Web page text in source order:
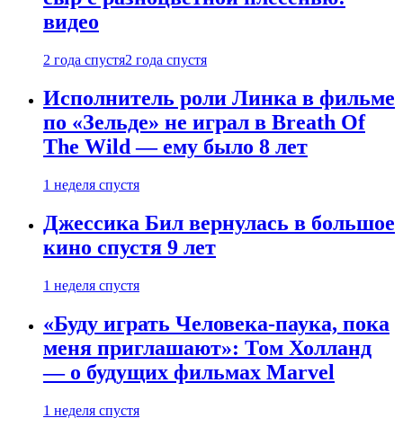
видео
2 года спустя2 года спустя
Исполнитель роли Линка в фильме
по «Зельде» не играл в Breath Of
The Wild — ему было 8 лет
1 неделя спустя
Джессика Бил вернулась в большое
кино спустя 9 лет
1 неделя спустя
«Буду играть Человека-паука, пока
меня приглашают»: Том Холланд
— о будущих фильмах Marvel
1 неделя спустя